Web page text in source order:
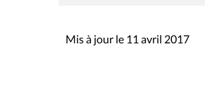
Mis à jour le 11 avril 2017